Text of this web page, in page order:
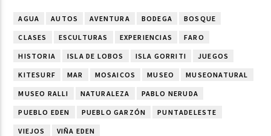
AGUA AUTOS AVENTURA BODEGA BOSQUE
CLASES ESCULTURAS EXPERIENCIAS FARO
HISTORIA ISLA DE LOBOS ISLA GORRITI JUEGOS
KITESURF MAR MOSAICOS MUSEO MUSEONATURAL
MUSEO RALLI NATURALEZA PABLO NERUDA
PUEBLO EDEN PUEBLO GARZÓN PUNTADELESTE
VIEJOS VIÑA EDEN